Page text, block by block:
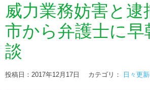
威力業務妨害と逮
市から弁護士に早
談
投稿日：2017年12月17日 カテゴリ： 日々更